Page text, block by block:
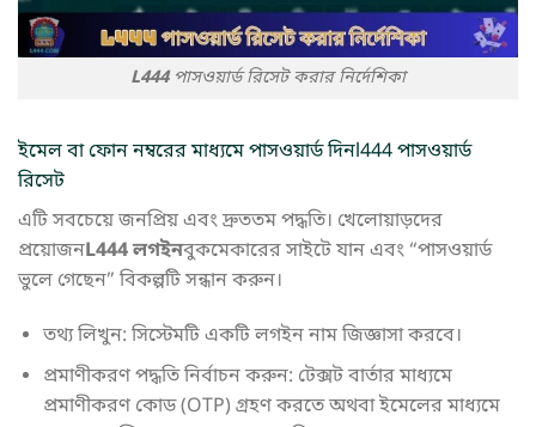
L444পাসওয়ার্ড রিসেট করার নির্দেশিকা
ইমেল বা ফোন নম্বরের মাধ্যমে পাসওয়ার্ড দিনl444 পাসওয়ার্ড
রিসেট
এটি সবচেয়ে জনপ্রিয় এবং দ্রুততম পদ্ধতি। খেলোয়াড়দের
প্রয়োজনL444 লগইনবুকমেকারের সাইটে যান এবং “পাসওয়ার্ড
ভুলে গেছেন” বিকল্পটি সন্ধান করুন।
তথ্য লিখুন: সিস্টেমটি একটি লগইন নাম জিজ্ঞাসা করবে।
প্রমাণীকরণ পদ্ধতি নির্বাচন করুন: টেক্সট বার্তার মাধ্যমে
প্রমাণীকরণ কোড (OTP) গ্রহণ করতে অথবা ইমেলের মাধ্যমে